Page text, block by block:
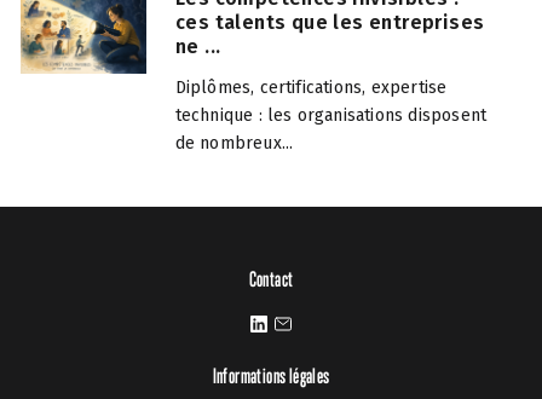
ces talents que les entreprises
ne ...
Diplômes, certifications, expertise
technique : les organisations disposent
de nombreux...
Contact
Informations légales